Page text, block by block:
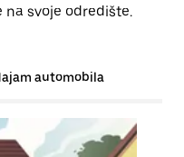
svoje odredište.
automobila